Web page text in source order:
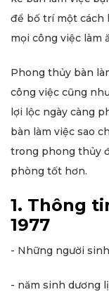
để bố trí một cách
mọi công việc làm
Phong thủy bàn
công việc cũng
lợi lộc ngày càng
bàn làm việc sao
trong phong thủy
phòng tốt hơn.
1. Thông
1977
- Những người
- năm sinh dương